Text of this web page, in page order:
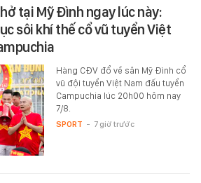
tại Mỹ Đình ngay lúc này:
sôi khí thế cổ vũ tuyển Việt
Hàng CĐV đổ về sân Mỹ Đình cổ
vũ đội tuyển Việt Nam đấu tuyển
Campuchia lúc 20h00 hôm nay
7/8.
SPORT - 7 giờ trước